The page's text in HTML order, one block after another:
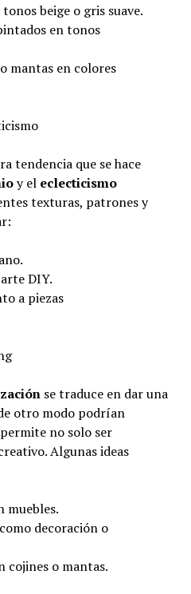
beige o gris suave.
en tonos
mantas en colores
tendencia que se hace
y el eclecticismo
texturas, patrones y
DIY.
a piezas
se traduce en dar una
otro modo podrían
no solo ser
Algunas ideas
muebles.
decoración o
cojines o mantas.